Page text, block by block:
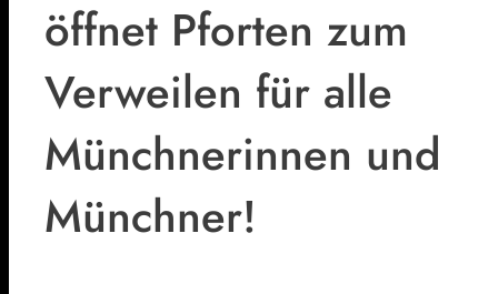
öffnet Pforten zum
Verweilen für alle
Münchnerinnen und
Münchner!